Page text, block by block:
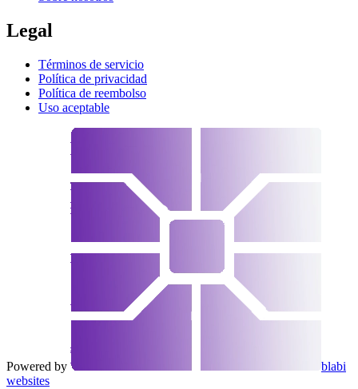
Legal
Términos de servicio
Política de privacidad
Política de reembolso
Uso aceptable
Powered by
blabi
websites